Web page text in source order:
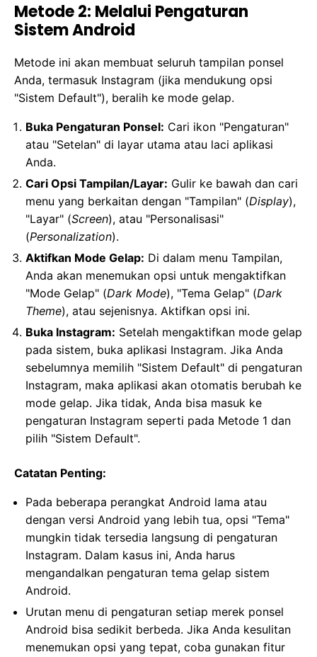
Metode 2: Melalui Pengaturan
Sistem Android
Metode ini akan membuat seluruh tampilan ponsel
Anda, termasuk Instagram (jika mendukung opsi
"Sistem Default"), beralih ke mode gelap.
Buka Pengaturan Ponsel: Cari ikon "Pengaturan"
atau "Setelan" di layar utama atau laci aplikasi
Anda.
Cari Opsi Tampilan/Layar: Gulir ke bawah dan cari
menu yang berkaitan dengan "Tampilan" (Display),
"Layar" (Screen), atau "Personalisasi"
(Personalization).
Aktifkan Mode Gelap: Di dalam menu Tampilan,
Anda akan menemukan opsi untuk mengaktifkan
"Mode Gelap" (Dark Mode), "Tema Gelap" (Dark
Theme), atau sejenisnya. Aktifkan opsi ini.
Buka Instagram: Setelah mengaktifkan mode gelap
pada sistem, buka aplikasi Instagram. Jika Anda
sebelumnya memilih "Sistem Default" di pengaturan
Instagram, maka aplikasi akan otomatis berubah ke
mode gelap. Jika tidak, Anda bisa masuk ke
pengaturan Instagram seperti pada Metode 1 dan
pilih "Sistem Default".
Catatan Penting:
Pada beberapa perangkat Android lama atau
dengan versi Android yang lebih tua, opsi "Tema"
mungkin tidak tersedia langsung di pengaturan
Instagram. Dalam kasus ini, Anda harus
mengandalkan pengaturan tema gelap sistem
Android.
Urutan menu di pengaturan setiap merek ponsel
Android bisa sedikit berbeda. Jika Anda kesulitan
menemukan opsi yang tepat, coba gunakan fitur